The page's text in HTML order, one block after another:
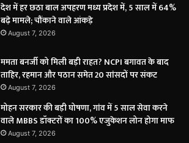
देश में हर छठा बाल अपहरण मध्य प्रदेश में, 5 साल में 64%
बढ़े मामले; चौंकाने वाले आंकड़े
August 7, 2026
ममता बनर्जी को मिली बड़ी राहत? NCPI बगावत के बाद
ताहिर, रहमान और पठान समेत 20 सांसदों पर संकट
August 7, 2026
मोहन सरकार की बड़ी घोषणा, गांव में 5 साल सेवा करने
वाले MBBS डॉक्टरों का 100% एजुकेशन लोन होगा माफ
August 7, 2026